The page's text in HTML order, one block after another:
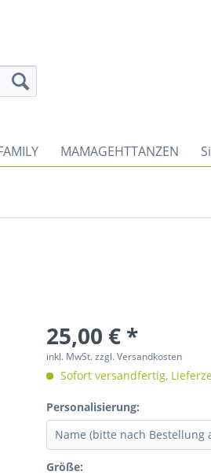
MAMAGEHTTANZEN
25,00 € *
inkl. MwSt.zzgl. Versandkosten
Sofort versandfertig,
Personalisierung:
Größe: